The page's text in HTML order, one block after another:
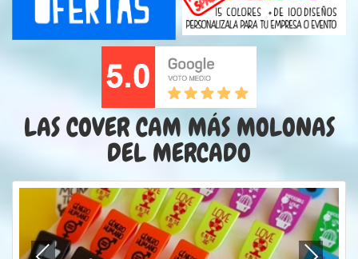
LAS COVER CAM MÁS MOLONAS
DEL MERCADO